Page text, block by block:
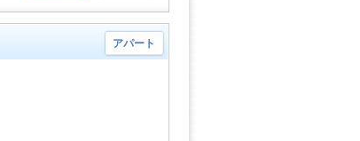
アパート